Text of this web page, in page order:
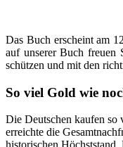
Das Buch erscheint am
auf unserer Buch freuen
schützen und mit den
So viel Gold wie
Die Deutschen kaufen so
erreichte die